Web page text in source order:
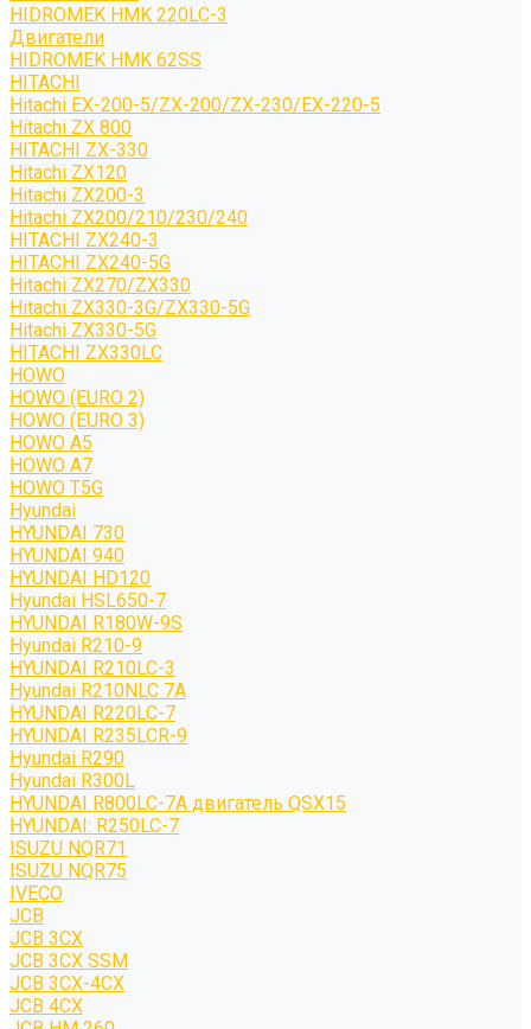
HIDROMEK HMK 220LC-3
Двигатели
HIDROMEK HMK 62SS
HITACHI
Hitachi EX-200-5/ZX-200/ZX-230/EX-220-5
Hitachi ZX 800
HITACHI ZX-330
Hitachi ZX120
Hitachi ZX200-3
Hitachi ZX200/210/230/240
HITACHI ZX240-3
HITACHI ZX240-5G
Hitachi ZX270/ZX330
Hitachi ZX330-3G/ZX330-5G
Hitachi ZX330-5G
HITACHI ZX330LC
HOWO
HOWO (EURO 2)
HOWO (EURO 3)
HOWO A5
HOWO A7
HOWO T5G
Hyundai
HYUNDAI 730
HYUNDAI 940
HYUNDAI HD120
Hyundai HSL650-7
HYUNDAI R180W-9S
Hyundai R210-9
HYUNDAI R210LC-3
Hyundai R210NLC 7A
HYUNDAI R220LC-7
HYUNDAI R235LCR-9
Hyundai R290
Hyundai R300L
HYUNDAI R800LC-7A двигатель QSX15
HYUNDAI: R250LC-7
ISUZU NQR71
ISUZU NQR75
IVECO
JCB
JCB 3CX
JCB 3CX SSM
JCB 3CX-4CX
JCB 4CX